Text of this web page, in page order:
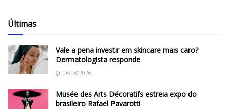
Últimas
Vale a pena investir em skincare mais caro?
Dermatologista responde
08/08/2026
Musée des Arts Décoratifs estreia expo do
brasileiro Rafael Pavarotti